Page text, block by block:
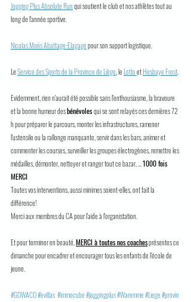
Jogging Plus Absolute Run qui soutient le club et nos athlètes tout au
long de l'année sportive.
Nicolas Moës Abattage-Elagage pour son support logistique.
Le Service des Sports de la Province de Liège, le Lotto et Hesbaye Frost.
Evidemment, rien n'aurait été possible sans l'enthousiasme, la bravoure
et la bonne humeur des bénévoles qui se sont relayés ces dernières 72
h pour préparer le parcours, monter les infrastructures, ramener
l'ustensile ou la rallonge manquante, servir dans les bars, animer et
commenter les courses, surveiller les groupes électrogènes, remettre les
médailles, démonter, nettoyer et ranger tout ce bazar, ... 1000 fois
MERCI
Toutes vos interventions, aussi minimes soient-elles, ont fait la
différence!
Merci aux membres du CA pour l'aide à l'organistation.
Et pour terminer en beauté, MERCI à toutes nos coaches présentes ce
dimanche pour encadrer et encourager tous les enfants de l'école de
jeune.
#GOWACO#evillas #immocube#joggingplus#Waremme#Liege#provin